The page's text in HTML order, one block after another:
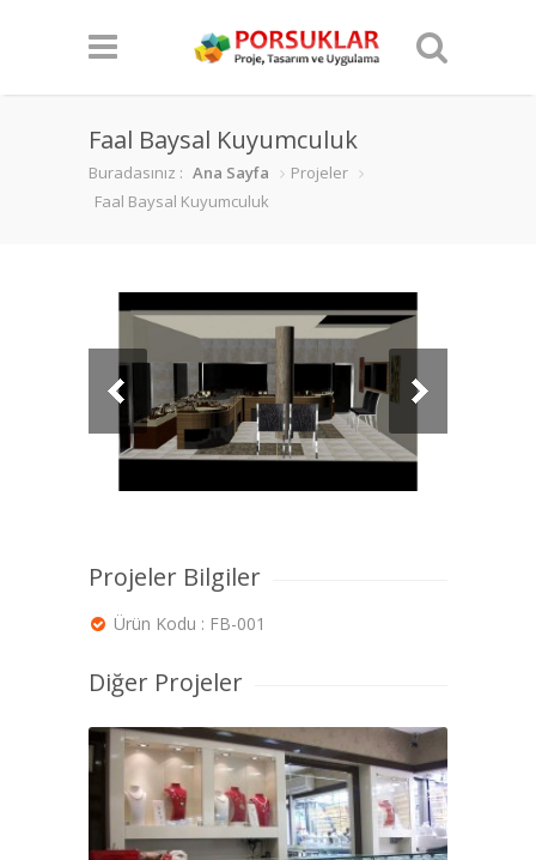
Faal Baysal Kuyumculuk
Buradasınız : Ana Sayfa
Projeler
Faal Baysal Kuyumculuk
Projeler Bilgiler
Ürün Kodu : FB-001
Diğer Projeler